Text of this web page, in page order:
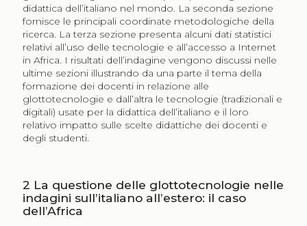
didattica dell’italiano nel mondo. La seconda sezione
fornisce le principali coordinate metodologiche della
ricerca. La terza sezione presenta alcuni dati statistici
relativi all’uso delle tecnologie e all’accesso a Internet
in Africa. I risultati dell’indagine vengono discussi nelle
ultime sezioni illustrando da una parte il tema della
formazione dei docenti in relazione alle
glottotecnologie e dall’altra le tecnologie (tradizionali e
digitali) usate per la didattica dell’italiano e il loro
relativo impatto sulle scelte didattiche dei docenti e
degli studenti.
2 La questione delle glottotecnologie nelle
indagini sull’italiano all’estero: il caso
dell’Africa